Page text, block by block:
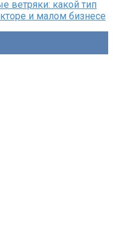
ветряки: какой тип
и малом бизнесе